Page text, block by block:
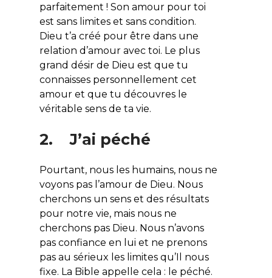
parfaitement ! Son amour pour toi
est sans limites et sans condition.
Dieu t’a créé pour être dans une
relation d’amour avec toi. Le plus
grand désir de Dieu est que tu
connaisses personnellement cet
amour et que tu découvres le
véritable sens de ta vie.
2. J’ai péché
Pourtant, nous les humains, nous ne
voyons pas l’amour de Dieu. Nous
cherchons un sens et des résultats
pour notre vie, mais nous ne
cherchons pas Dieu. Nous n’avons
pas confiance en lui et ne prenons
pas au sérieux les limites qu’Il nous
fixe. La Bible appelle cela : le péché.